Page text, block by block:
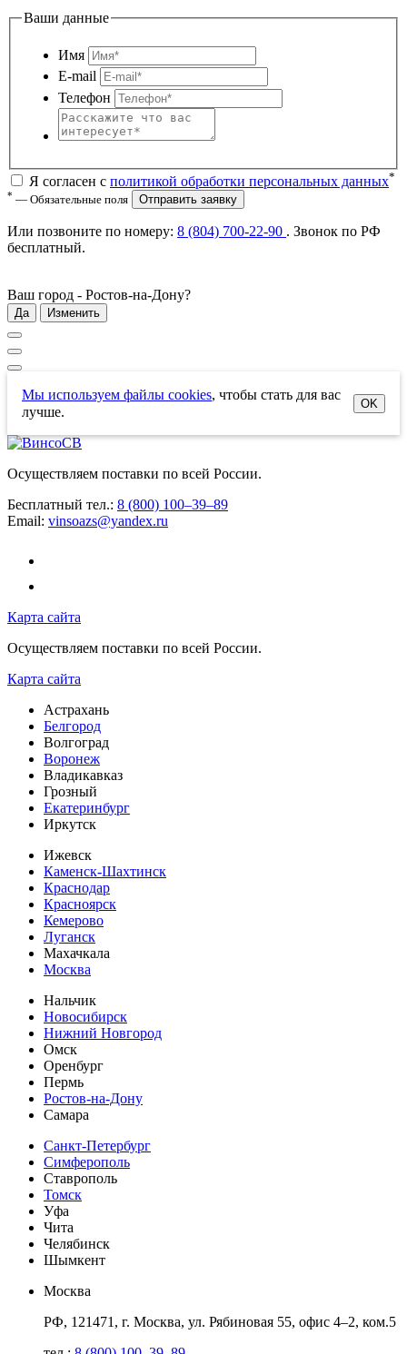
Ваши данные
Имя
E-mail
Телефон
Я согласен с политикой обработки персональных данных*
* — Обязательные поля Отправить заявку
Или позвоните по номеру: 8 (804) 700-22-90 . Звонок по РФ
бесплатный.
Ваш город - Ростов-на-Дону?
Да Изменить
Мы используем файлы cookies, чтобы стать для вас
лучше.
OK
Осуществляем поставки по всей России.
Бесплатный тел.: 8 (800) 100–39–89
Email: vinsoazs@yandex.ru
Карта сайта
Осуществляем поставки по всей России.
Карта сайта
Астрахань
Белгород
Волгоград
Воронеж
Владикавказ
Грозный
Екатеринбург
Иркутск
Ижевск
Каменск-Шахтинск
Краснодар
Красноярск
Кемерово
Луганск
Махачкала
Москва
Нальчик
Новосибирск
Нижний Новгород
Омск
Оренбург
Пермь
Ростов-на-Дону
Самара
Санкт-Петербург
Симферополь
Ставрополь
Томск
Уфа
Чита
Челябинск
Шымкент
Москва
РФ, 121471, г. Москва, ул. Рябиновая 55, офис 4–2, ком.5